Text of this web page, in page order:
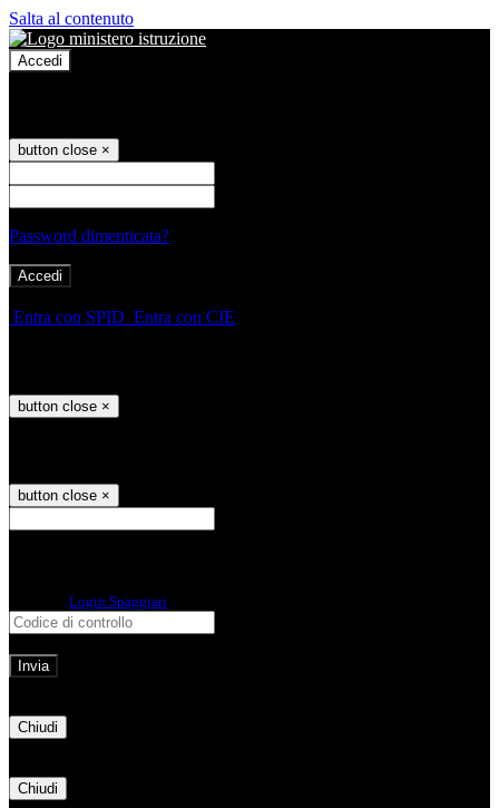
Salta al contenuto
Accedi
button close ×
Password dimenticata?
Entra con SPID Entra con CIE
button close ×
button close ×
Login Spaggiari
Chiudi
Chiudi